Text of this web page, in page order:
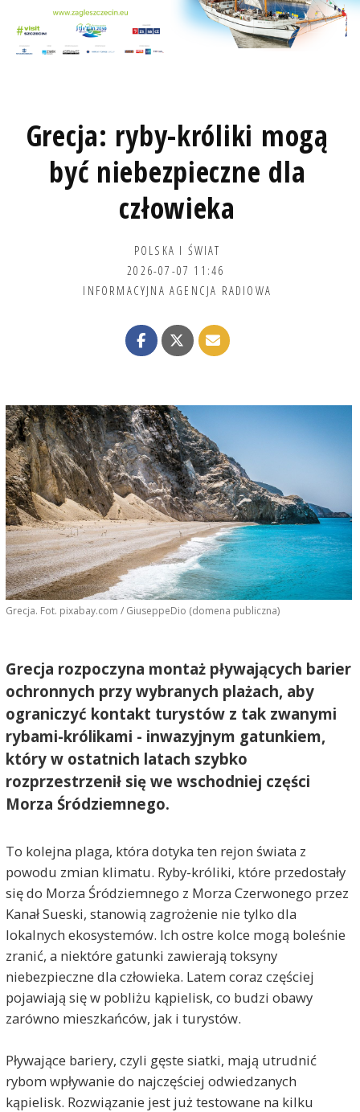
Grecja: ryby-króliki mogą
być niebezpieczne dla
człowieka
POLSKA I ŚWIAT
2026-07-07 11:46
INFORMACYJNA AGENCJA RADIOWA
Grecja. Fot. pixabay.com / GiuseppeDio (domena publiczna)
Grecja rozpoczyna montaż pływających barier
ochronnych przy wybranych plażach, aby
ograniczyć kontakt turystów z tak zwanymi
rybami-królikami - inwazyjnym gatunkiem,
który w ostatnich latach szybko
rozprzestrzenił się we wschodniej części
Morza Śródziemnego.
To kolejna plaga, która dotyka ten rejon świata z
powodu zmian klimatu. Ryby-króliki, które przedostały
się do Morza Śródziemnego z Morza Czerwonego przez
Kanał Sueski, stanowią zagrożenie nie tylko dla
lokalnych ekosystemów. Ich ostre kolce mogą boleśnie
zranić, a niektóre gatunki zawierają toksyny
niebezpieczne dla człowieka. Latem coraz częściej
pojawiają się w pobliżu kąpielisk, co budzi obawy
zarówno mieszkańców, jak i turystów.
Pływające bariery, czyli gęste siatki, mają utrudnić
rybom wpływanie do najczęściej odwiedzanych
kąpielisk. Rozwiązanie jest już testowane na kilku